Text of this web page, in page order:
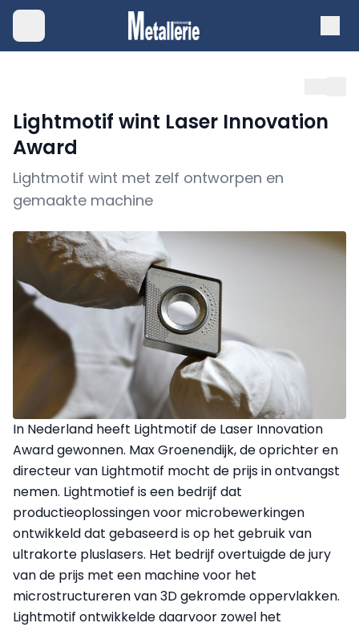
Lightmotif wint Laser Innovation
Award
Lightmotif wint met zelf ontworpen en
gemaakte machine
In Nederland heeft Lightmotif de Laser Innovation
Award gewonnen. Max Groenendijk, de oprichter en
directeur van Lightmotif mocht de prijs in ontvangst
nemen. Lightmotief is een bedrijf dat
productieoplossingen voor microbewerkingen
ontwikkeld dat gebaseerd is op het gebruik van
ultrakorte pluslasers. Het bedrijf overtuigde de jury
van de prijs met een machine voor het
microstructureren van 3D gekromde oppervlakken.
Lightmotif ontwikkelde daarvoor zowel het